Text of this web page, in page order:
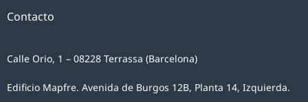
Contacto
Calle Orio, 1 – 08228 Terrassa (Barcelona)
Edificio Mapfre. Avenida de Burgos 12B, Planta 14, Izquierda.